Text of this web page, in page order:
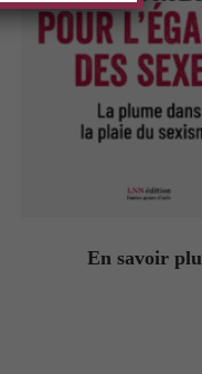
En savoir